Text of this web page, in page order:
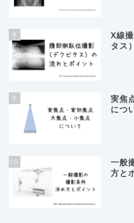
8
X線
タス
9
実焦
につ
10
一般
方と